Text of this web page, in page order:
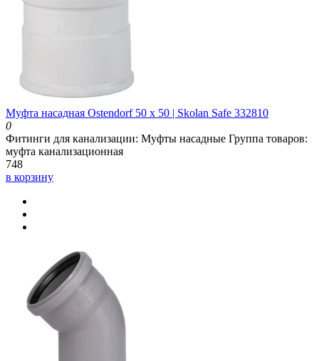
Муфта насадная Ostendorf 50 х 50 | Skolan Safe 332810
0
Фитинги для канализации: Муфты насадные Группа товаров:
муфта канализационная
748
в корзину